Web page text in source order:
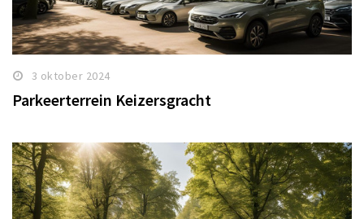
3 oktober 2024
Parkeerterrein Keizersgracht